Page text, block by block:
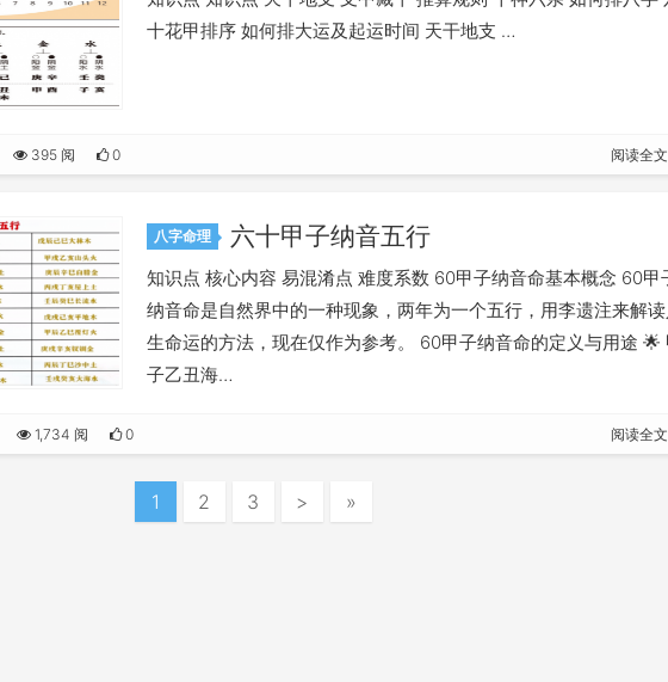
十花甲排序 如何排大运及起运时间 天干地支 …
395 阅 0 阅读全文
八字命理 六十甲子纳音五行
知识点 核心内容 易混淆点 难度系数 60甲子纳音命基本概念 60甲
纳音命是自然界中的一种现象，两年为一个五行，用李遗注来解读
生命运的方法，现在仅作为参考。 60甲子纳音命的定义与用途 🌟
子乙丑海…
1,734 阅 0 阅读全文
1 2 3 > »